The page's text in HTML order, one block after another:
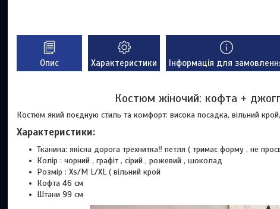
Опис Характеристики Інформація для
Костюм жіночий: кофта +
Костюм який поєдную стиль та комфорт: висока посадка, вільний
Характеристики:
Тканина: якісна дорога трехнитка‼️ петля ( тримає форму , не
Колір : чорний , графіт , сірий , рожевий , шоколад
Розмір : Xs/М L/XL ( вільний крой
Кофта 46 см
Штани 99 см